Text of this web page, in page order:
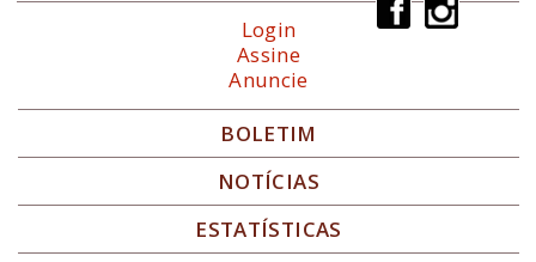
Login
Assine
Anuncie
BOLETIM
NOTÍCIAS
ESTATÍSTICAS